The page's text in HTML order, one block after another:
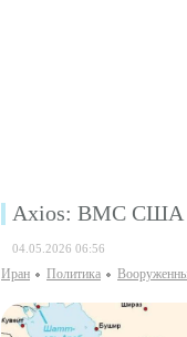
Axios: ВМС США
04.05.2026 06:56
Иран Политика